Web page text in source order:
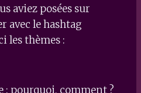
aviez posées sur
avec le hashtag
les thèmes :
: pourquoi, comment ?